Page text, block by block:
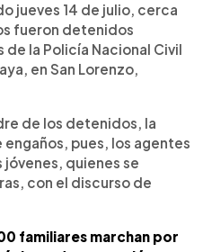
jueves 14 de julio, cerca
fueron detenidos
la Policía Nacional Civil
en San Lorenzo,
de los detenidos, la
pues, los agentes
jóvenes, quienes se
con el discurso de
familiares marchan por